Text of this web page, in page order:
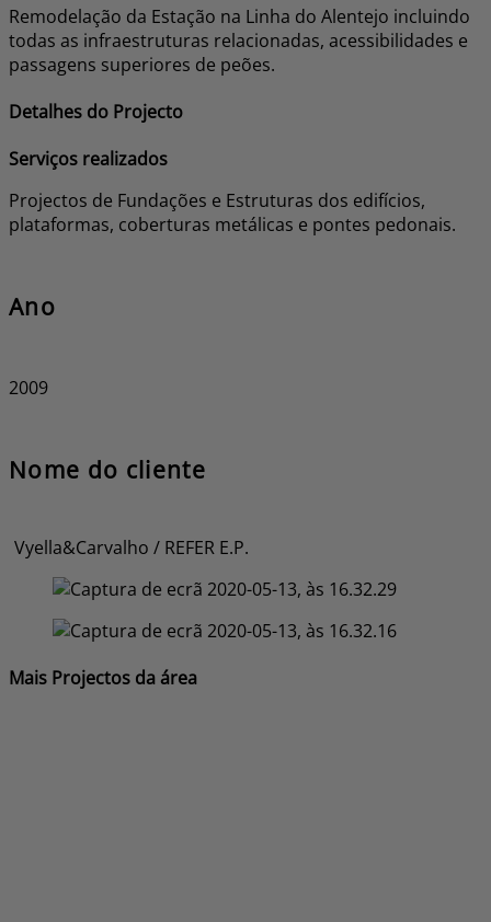
Remodelação da Estação na Linha do Alentejo incluindo
todas as infraestruturas relacionadas, acessibilidades e
passagens superiores de peões.
Detalhes do Projecto
Serviços realizados
Projectos de Fundações e Estruturas dos edifícios,
plataformas, coberturas metálicas e pontes pedonais.
Ano
2009
Nome do cliente
Vyella&Carvalho / REFER E.P.
Mais Projectos da área